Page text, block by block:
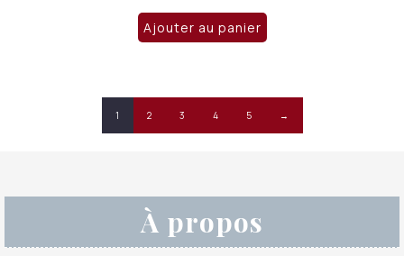
Ajouter au panier
1 2 3 4 5 →
À propos